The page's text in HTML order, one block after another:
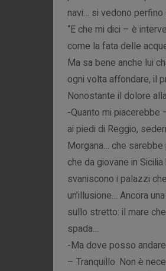
navi… si vedono
“E che mi dici – è
come la fata delle
Ma sa bene anche lui
ogni volta affondare, il
Nonostante il dolore
-Quanto mi piacerebbe
ai piedi di Reggio,
Morgana… che sarebbe
che da giovane in
svaniscono i palazzi
un’illusione… Ancora
sullo stretto: il mare
spada…
-Ma dove posso
– Tranquillo. Non è